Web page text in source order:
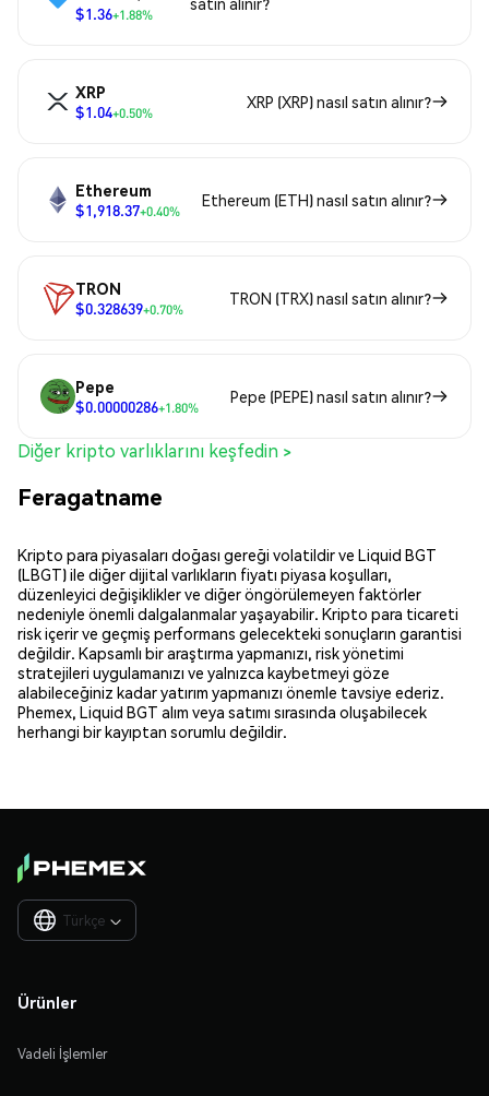
$1.36+1.88%
XRP
$1.04+0.50%
XRP (XRP) nasıl satın alınır?
Ethereum
$1,918.37+0.40%
Ethereum (ETH) nasıl satın alınır?
TRON
$0.328639+0.70%
TRON (TRX) nasıl satın alınır?
Pepe
$0.00000286+1.80%
Pepe (PEPE) nasıl satın alınır?
Diğer kripto varlıklarını keşfedin >
Feragatname
Kripto para piyasaları doğası gereği volatildir ve Liquid BGT
(LBGT) ile diğer dijital varlıkların fiyatı piyasa koşulları,
düzenleyici değişiklikler ve diğer öngörülemeyen faktörler
nedeniyle önemli dalgalanmalar yaşayabilir. Kripto para ticareti
risk içerir ve geçmiş performans gelecekteki sonuçların garantisi
değildir. Kapsamlı bir araştırma yapmanızı, risk yönetimi
stratejileri uygulamanızı ve yalnızca kaybetmeyi göze
alabileceğiniz kadar yatırım yapmanızı önemle tavsiye ederiz.
Phemex, Liquid BGT alım veya satımı sırasında oluşabilecek
herhangi bir kayıptan sorumlu değildir.
Türkçe 
Ürünler
Vadeli İşlemler